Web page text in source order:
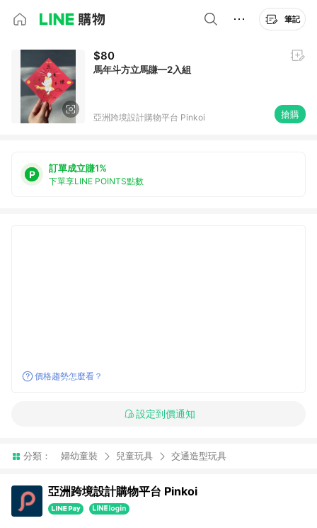
筆記
$80
馬年斗方立馬賺—2入組
亞洲跨境設計購物平台 Pinkoi 搶購
訂單成立賺1%
下單享LINE POINTS點數
價格趨勢怎麼看？
設定到價通知
分類： 婦幼童裝 兒童玩具 交通造型玩具
亞洲跨境設計購物平台 Pinkoi